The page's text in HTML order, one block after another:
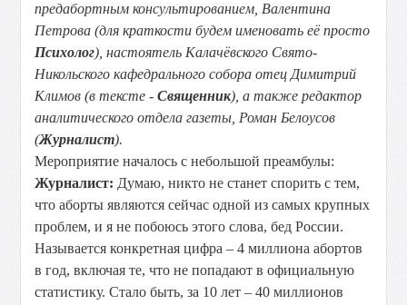
предабортным консультированием, Валентина
Петрова (для краткости будем именовать её просто
Психолог), настоятель Калачёвского Свято-
Никольского кафедрального собора отец Димитрий
Климов (в тексте -Священник), а также редактор
аналитического отдела газеты, Роман Белоусов
(Журналист).
Мероприятие началось с небольшой преамбулы:
Журналист: Думаю, никто не станет спорить с тем,
что аборты являются сейчас одной из самых крупных
проблем, и я не побоюсь этого слова, бед России.
Называется конкретная цифра – 4 миллиона абортов
в год, включая те, что не попадают в официальную
статистику. Стало быть, за 10 лет – 40 миллионов